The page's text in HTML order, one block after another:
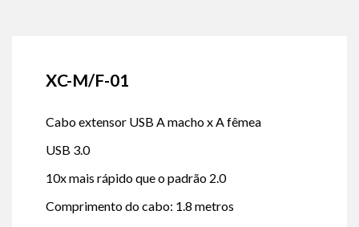
XC-M/F-01
Cabo extensor USB A macho x A fêmea
USB 3.0
10x mais rápido que o padrão 2.0
Comprimento do cabo: 1.8 metros